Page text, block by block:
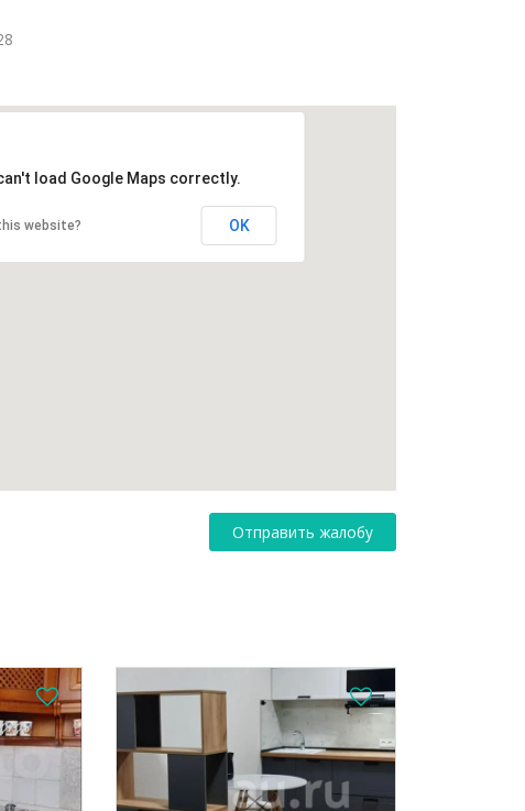
load Google Maps correctly.
website? OK
Отправить жалобу